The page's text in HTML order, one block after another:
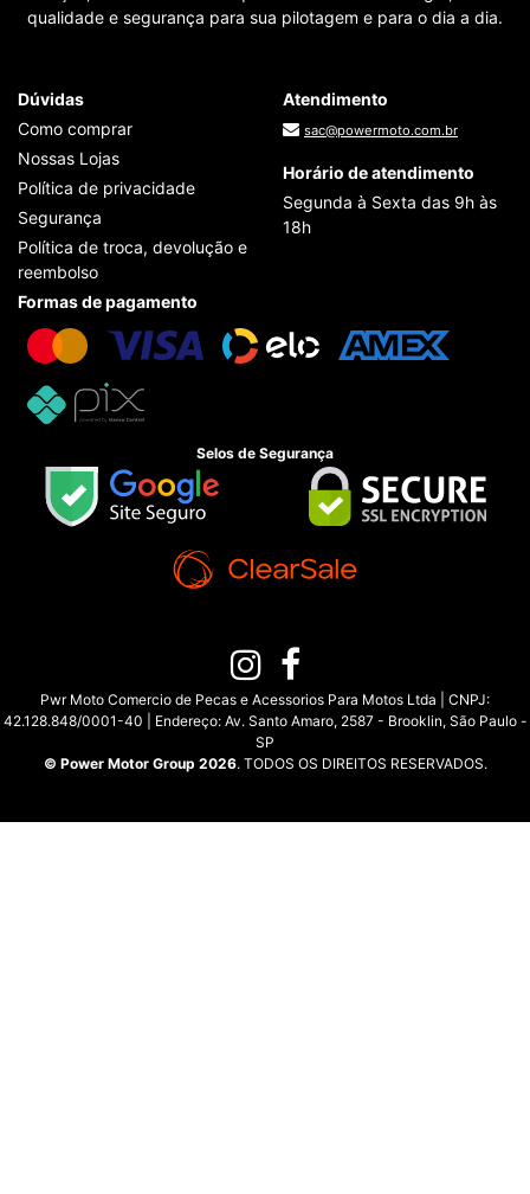
qualidade e segurança para sua pilotagem e para o dia a dia.
Dúvidas
Como comprar
Nossas Lojas
Política de privacidade
Segurança
Política de troca, devolução e
reembolso
Atendimento
sac@powermoto.com.br
Horário de atendimento
Segunda à Sexta das 9h às
18h
Formas de pagamento
Selos de Segurança
Pwr Moto Comercio de Pecas e Acessorios Para Motos Ltda | CNPJ:
42.128.848/0001-40 | Endereço: Av. Santo Amaro, 2587 - Brooklin, São Paulo -
SP
© Power Motor Group 2026. TODOS OS DIREITOS RESERVADOS.